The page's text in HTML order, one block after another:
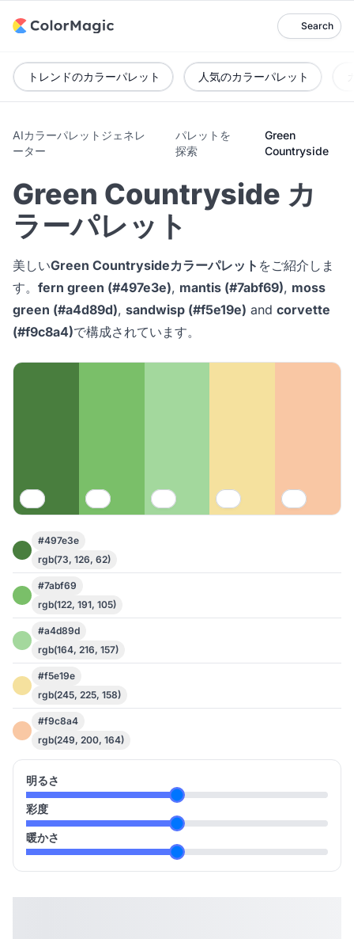
Search
トレンドのカラーパレット 人気のカラーパレット
AIカラーパレットジェネレ
ーター
パレットを
探索
Green
Countryside
Green Countryside カ
ラーパレット
美しいGreen Countrysideカラーパレット をご紹介しま
す。 fern green (#497e3e), mantis (#7abf69), moss
green (#a4d89d), sandwisp (#f5e19e) and corvette
(#f9c8a4)で構成されています。
#497e3e
rgb(73, 126, 62)
#7abf69
rgb(122, 191, 105)
#a4d89d
rgb(164, 216, 157)
#f5e19e
rgb(245, 225, 158)
#f9c8a4
rgb(249, 200, 164)
明るさ
彩度
暖かさ